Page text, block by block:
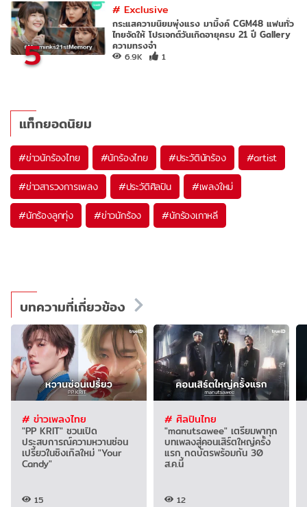
5
#Exclusive
กระแสความนิยมพุ่งแรง มามิ้งค์ CGM48 แฟนทั่ว
ไทยจัดให้ โปรเจกต์วันเกิดอายุครบ 21 ปี Gallery
ความทรงจำ
6.9K 1
แท็กยอดนิยม
#ข่าวนักร้องไทย #นักร้องไทย #ประวัตินักร้อง #artist
#ข่าวสารวงการเพลง #ประวัติศิลปิน #เพลงใหม่
#นักร้องลูกทุ่ง #ข่าวนักร้อง #นักร้องเกาหลี
บทความที่เกี่ยวข้อง
# ข่าวเพลงไทย
"PP KRIT" ชวนเปิด
ประสบการณ์ความหวานซ่อน
เปรี้ยวในซิงเกิลใหม่ "Your
Candy"
15
# ศิลปินไทย
"manutsawee" เตรียมพาทุก
บทเพลงสู่คอนเสิร์ตใหญ่ครั้ง
แรก กดบัตรพร้อมกัน 30
ส.ค.นี้
12